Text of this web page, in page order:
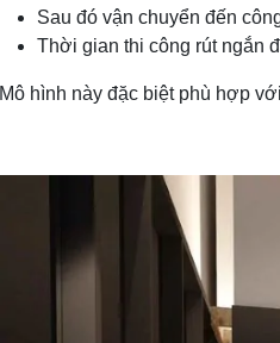
Sau đó vận chuyển đến
Thời gian thi công rút ngắn
Mô hình này đặc biệt phù hợp